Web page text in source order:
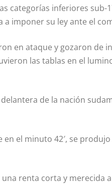
categorías inferiores sub-
a imponer su ley ante el
en ataque y gozaron de
las tablas en el
de la nación
el minuto 42′, se
renta corta y merecida